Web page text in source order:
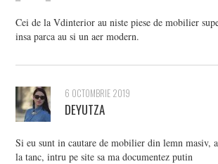
Cei de la Vdinterior au niste piese de mobilier
insa parca au si un aer modern.
6 OCTOMBRIE 2019
DEYUTZA
Si eu sunt in cautare de mobilier din lemn masiv,
la tanc, intru pe site sa ma documentez putin